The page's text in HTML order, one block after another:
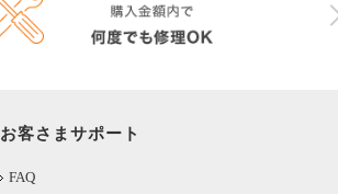
お客さまサポート
FAQ